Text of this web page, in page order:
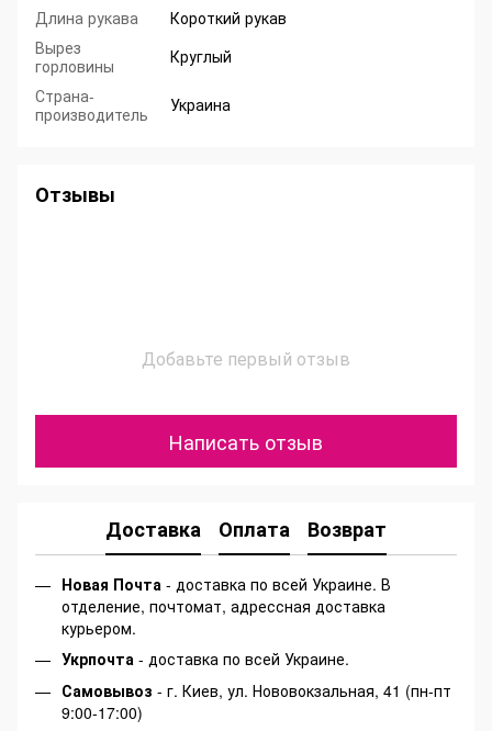
Длина рукава
Короткий рукав
Вырез
горловины
Круглый
Страна-
производитель
Украина
Отзывы
Добавьте первый отзыв
Написать отзыв
Доставка Оплата Возврат
Новая Почта - доставка по всей Украине. В
отделение, почтомат, адрессная доставка
курьером.
Укрпочта - доставка по всей Украине.
Самовывоз - г. Киев, ул. Нововокзальная, 41 (пн-пт
9:00-17:00)